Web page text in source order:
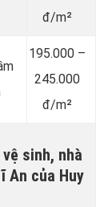
đ/m²
195.000 –
245.000
đ/m²
sinh, nhà
An của Huy